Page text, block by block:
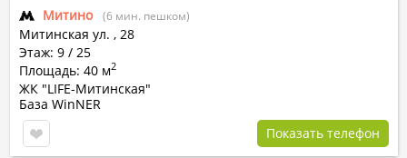
Митино (6 мин. пешком)
Митинская ул. , 28
Этаж: 9 / 25
Площадь: 40 м2
ЖК "LIFE-Митинская"
База WinNER
Показать телефон